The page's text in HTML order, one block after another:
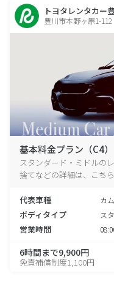
トヨタレンタカー
豊川市本野ヶ原1-112
基本料金プラン（C4）
スタンダード・ミドルの
捨てなどの詳細は、こち
代表車種 カ
ボディタイプ ス
営業時間
6時間まで9,900円
免責補償制度1,100円